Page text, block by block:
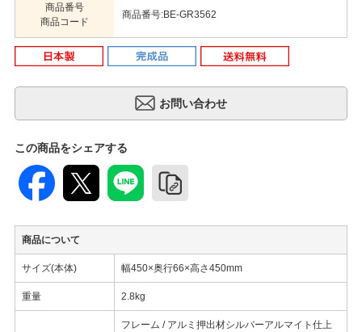
商品番号
商品コード
商品番号:BE-GR3562
この商品をシェアする
商品について
サイズ(本体) 幅450×奥行66×高さ450mm
重量 2.8kg
フレーム / アルミ押出材シルバーアルマイト仕上